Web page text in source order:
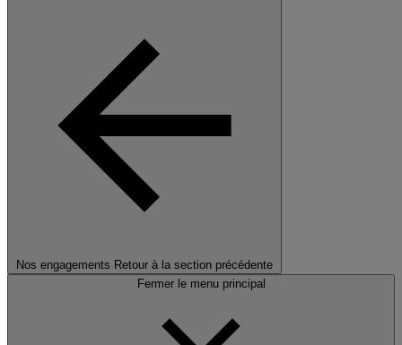
Nos engagements Retour à la section précédente
Fermer le menu principal